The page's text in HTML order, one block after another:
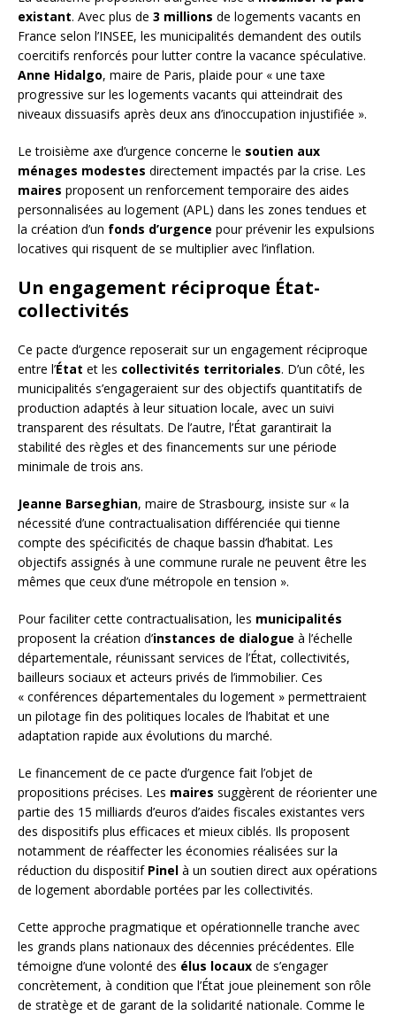
existant. Avec plus de 3 millions de logements vacants en
France selon l’INSEE, les municipalités demandent des outils
coercitifs renforcés pour lutter contre la vacance spéculative.
Anne Hidalgo, maire de Paris, plaide pour « une taxe
progressive sur les logements vacants qui atteindrait des
niveaux dissuasifs après deux ans d’inoccupation injustifiée ».
Le troisième axe d’urgence concerne le soutien aux
ménages modestes directement impactés par la crise. Les
maires proposent un renforcement temporaire des aides
personnalisées au logement (APL) dans les zones tendues et
la création d’un fonds d’urgence pour prévenir les expulsions
locatives qui risquent de se multiplier avec l’inflation.
Un engagement réciproque État-
collectivités
Ce pacte d’urgence reposerait sur un engagement réciproque
entre l’État et les collectivités territoriales. D’un côté, les
municipalités s’engageraient sur des objectifs quantitatifs de
production adaptés à leur situation locale, avec un suivi
transparent des résultats. De l’autre, l’État garantirait la
stabilité des règles et des financements sur une période
minimale de trois ans.
Jeanne Barseghian, maire de Strasbourg, insiste sur « la
nécessité d’une contractualisation différenciée qui tienne
compte des spécificités de chaque bassin d’habitat. Les
objectifs assignés à une commune rurale ne peuvent être les
mêmes que ceux d’une métropole en tension ».
Pour faciliter cette contractualisation, les municipalités
proposent la création d’instances de dialogue à l’échelle
départementale, réunissant services de l’État, collectivités,
bailleurs sociaux et acteurs privés de l’immobilier. Ces
« conférences départementales du logement » permettraient
un pilotage fin des politiques locales de l’habitat et une
adaptation rapide aux évolutions du marché.
Le financement de ce pacte d’urgence fait l’objet de
propositions précises. Les maires suggèrent de réorienter une
partie des 15 milliards d’euros d’aides fiscales existantes vers
des dispositifs plus efficaces et mieux ciblés. Ils proposent
notamment de réaffecter les économies réalisées sur la
réduction du dispositif Pinel à un soutien direct aux opérations
de logement abordable portées par les collectivités.
Cette approche pragmatique et opérationnelle tranche avec
les grands plans nationaux des décennies précédentes. Elle
témoigne d’une volonté des élus locaux de s’engager
concrètement, à condition que l’État joue pleinement son rôle
de stratège et de garant de la solidarité nationale. Comme le